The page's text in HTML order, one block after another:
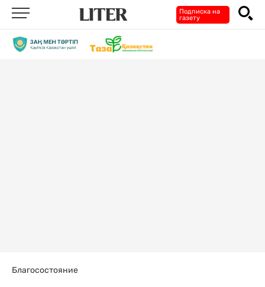
Подписка на
газету
Благосостояние